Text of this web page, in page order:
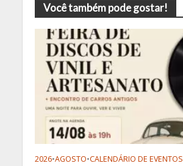
Você também pode gostar!
2026•AGOSTO•CALENDÁRIO DE EVENTOS